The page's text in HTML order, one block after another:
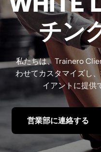
チン
私たちは、Trainero
わせてカスタマイズし
イアントに提供
営業部に連絡する